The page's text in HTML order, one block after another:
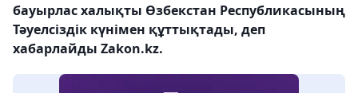
бауырлас халықты Өзбекстан Республикасының
Тәуелсіздік күнімен құттықтады, деп
хабарлайды Zakon.kz.